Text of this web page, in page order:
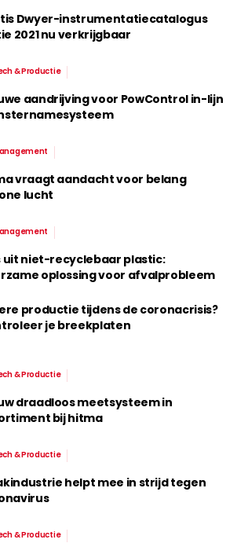
Dwyer-instrumentatiecatalogus
2021 nu verkrijgbaar
& Productie
aandrijving voor PowControl in-lijn
vraagt aandacht voor belang
lucht
uit niet-recyclebaar plastic:
oplossing voor afvalprobleem
productie tijdens de coronacrisis?
je breekplaten
& Productie
draadloos meetsysteem in
bij hitma
& Productie
helpt mee in strijd tegen
& Productie